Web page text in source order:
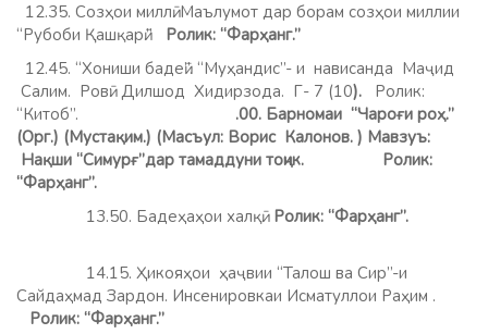
12.35. Созҳои миллӣ. Маълумот дар борам созҳои миллии
“Рубоби Қашқарӣ.” Ролик: “Фарҳанг.”
12.45. “Хониши бадеӣ”. “Муҳандис”- и нависанда Маҷид
Салим. Ровӣ: Дилшод Хидирзода. Г- 7 (10).
Ролик:
“Китоб”. .00. Барномаи “Чароғи роҳ.”
(Орг.) (Мустақим.) (Масъул: Ворис Калонов. ) Мавзуъ:
Нақши “Симурғ”дар тамаддуни тоҷик. Ролик:
“Фарҳанг”.
13.50. Бадеҳаҳои халқӣ. Ролик: “Фарҳанг”.
14.15. Ҳикояҳои ҳаҷвии “Талош ва Сир”-и
Сайдаҳмад Зардон. Инсенировкаи Исматуллои Раҳим .
Ролик: “Фарҳанг.”